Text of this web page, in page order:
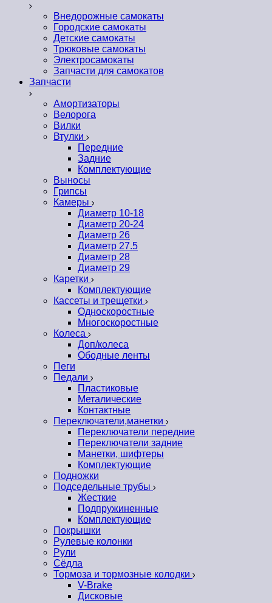
Внедорожные самокаты
Городские самокаты
Детские самокаты
Трюковые самокаты
Электросамокаты
Запчасти для самокатов
Запчасти
Амортизаторы
Велорога
Вилки
Втулки
Передние
Задние
Комплектующие
Выносы
Грипсы
Камеры
Диаметр 10-18
Диаметр 20-24
Диаметр 26
Диаметр 27.5
Диаметр 28
Диаметр 29
Каретки
Комплектующие
Кассеты и трещетки
Односкоростные
Многоскоростные
Колеса
Доп/колеса
Ободные ленты
Пеги
Педали
Пластиковые
Металические
Контактные
Переключатели,манетки
Переключатели передние
Переключатели задние
Манетки, шифтеры
Комплектующие
Подножки
Подседельные трубы
Жесткие
Подпружиненные
Комплектующие
Покрышки
Рулевые колонки
Рули
Сёдла
Тормоза и тормозные колодки
V-Brake
Дисковые